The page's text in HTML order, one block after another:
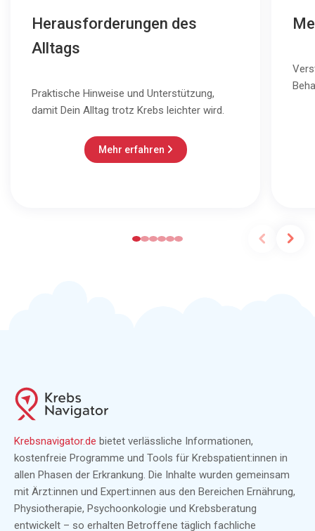
Herausforderungen des
Alltags
Praktische Hinweise und Unterstützung,
damit Dein Alltag trotz Krebs leichter wird.
Mehr erfahren 
Krebsnavigator.de bietet verlässliche Informationen,
kostenfreie Programme und Tools für Krebspatient:innen in
allen Phasen der Erkrankung. Die Inhalte wurden gemeinsam
mit Ärzt:innen und Expert:innen aus den Bereichen Ernährung,
Physiotherapie, Psychoonkologie und Krebsberatung
entwickelt – so erhalten Betroffene täglich fachliche